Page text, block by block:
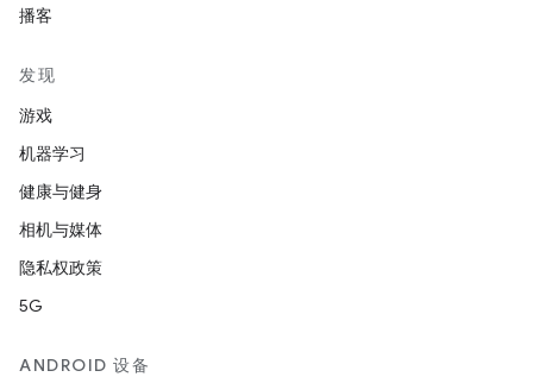
播客
发现
游戏
机器学习
健康与健身
相机与媒体
隐私权政策
5G
ANDROID 设备